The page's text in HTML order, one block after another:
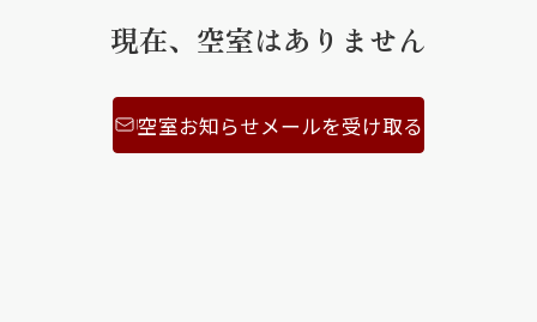
らくらく内見
シャーメゾンライフサポート
現在、空室はありません
空室お知らせメールを受け取る